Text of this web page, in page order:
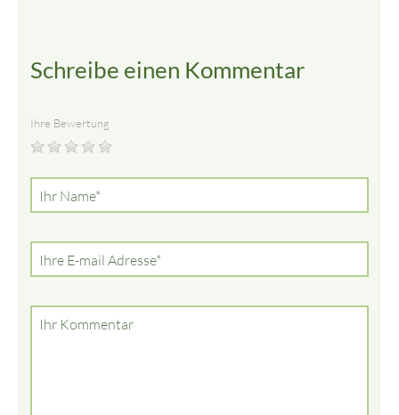
Schreibe einen Kommentar
Ihre Bewertung
Pflichtfeld
Ihr Name*
Pflichtfeld
Ihre E-mail Adresse*
Ihr Kommentar